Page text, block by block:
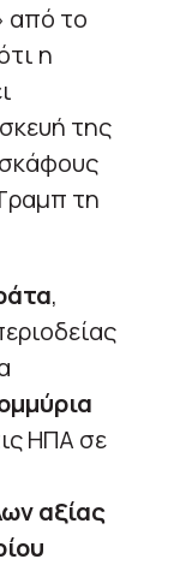
από το
η
της
τη
,
ΗΠΑ σε
αξίας